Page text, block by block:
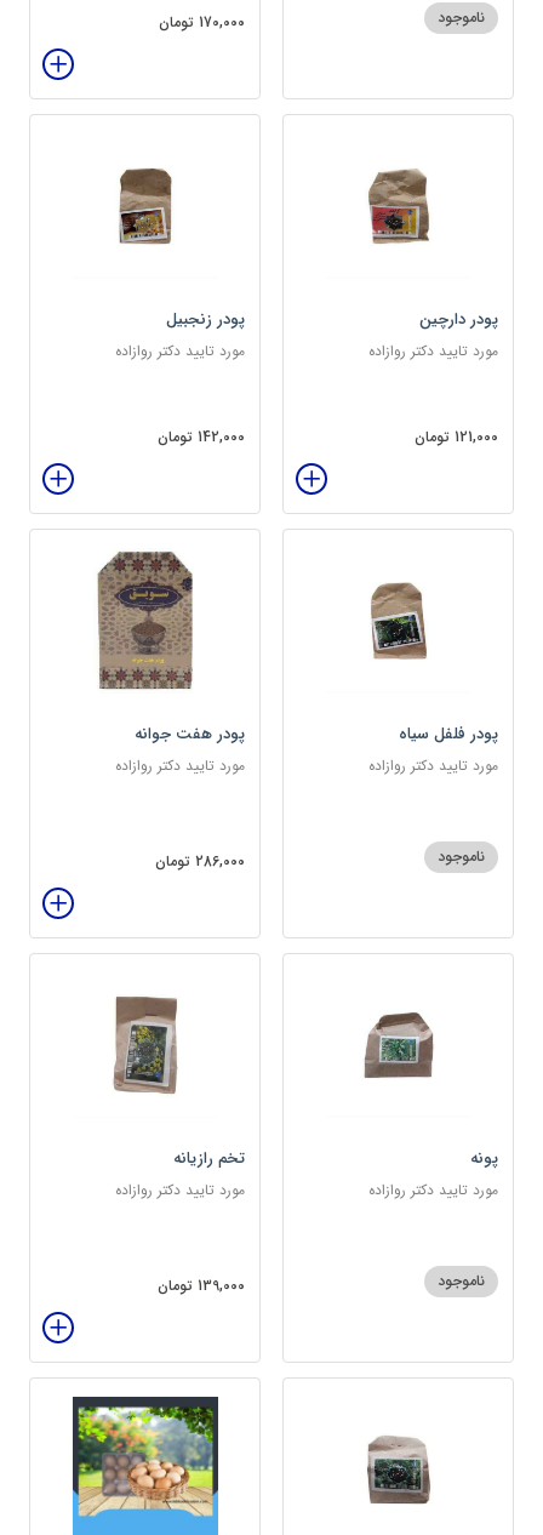
ناموجود 170,000 تومان
پودر دارچین
مورد تایید دکتر روازاده
121,000 تومان
پودر زنجبیل
مورد تایید دکتر روازاده
142,000 تومان
پودر فلفل سیاه
مورد تایید دکتر روازاده
ناموجود
پودر هفت جوانه
مورد تایید دکتر روازاده
286,000 تومان
پونه
مورد تایید دکتر روازاده
ناموجود
تخم رازیانه
مورد تایید دکتر روازاده
139,000 تومان